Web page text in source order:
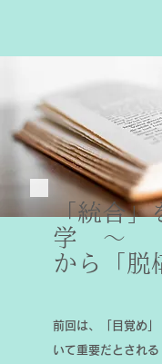
「統合」
学 〜 「
から「脱
前回は、「目覚め
いて重要だとされ